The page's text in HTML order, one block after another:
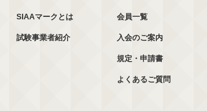
SIAAマークとは
試験事業者紹介
会員一覧
入会のご案内
規定・申請書
よくあるご質問